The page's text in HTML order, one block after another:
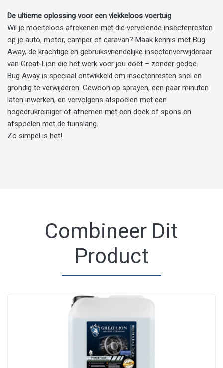
De ultieme oplossing voor een vlekkeloos voertuig
Wil je moeiteloos afrekenen met die vervelende insectenresten
op je auto, motor, camper of caravan? Maak kennis met Bug
Away, de krachtige en gebruiksvriendelijke insectenverwijderaar
van Great-Lion die het werk voor jou doet – zonder gedoe.
Bug Away is speciaal ontwikkeld om insectenresten snel en
grondig te verwijderen. Gewoon op sprayen, een paar minuten
laten inwerken, en vervolgens afspoelen met een
hogedrukreiniger of afnemen met een doek of spons en
afspoelen met de tuinslang.
Zo simpel is het!
Combineer Dit
Product